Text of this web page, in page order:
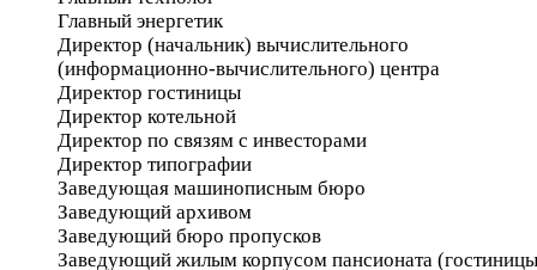
Главный энергетик
Директор (начальник) вычислительного
(информационно-вычислительного) центра
Директор гостиницы
Директор котельной
Директор по связям с инвесторами
Директор типографии
Заведующая машинописным бюро
Заведующий архивом
Заведующий бюро пропусков
Заведующий жилым корпусом пансионата